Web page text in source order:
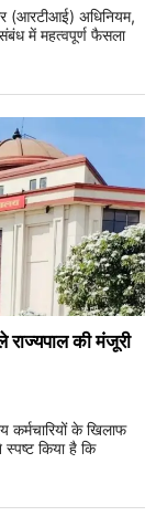
(आरटीआई) अधिनियम,
में महत्वपूर्ण फैसला
राज्यपाल की मंजूरी
कर्मचारियों के खिलाफ
स्पष्ट किया है कि